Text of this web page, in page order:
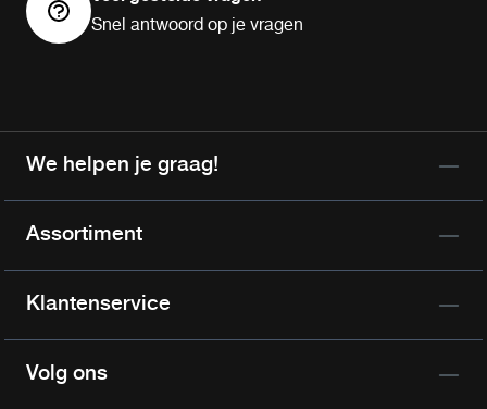
Snel antwoord op je vragen
We helpen je graag!
Assortiment
Klantenservice
Volg ons